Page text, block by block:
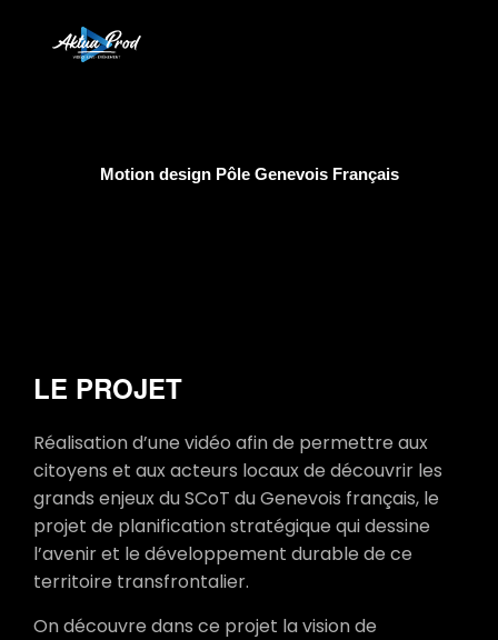
Motion design Pôle Genevois Français
LE PROJET
Réalisation d’une vidéo afin de permettre aux
citoyens et aux acteurs locaux de découvrir les
grands enjeux du SCoT du Genevois français, le
projet de planification stratégique qui dessine
l’avenir et le développement durable de ce
territoire transfrontalier.
On découvre dans ce projet la vision de